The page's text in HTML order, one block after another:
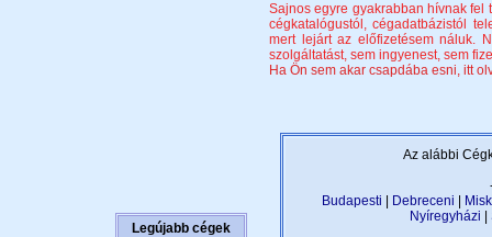
Legújabb cégek
Sajnos egyre gyakrabban hívnak fel
cégkatalógustól, cégadatbázistól
mert lejárt az előfizetésem náluk.
szolgáltatást, sem ingyenest, sem
Ha Ön sem akar csapdába esni, itt
Az alábbi
Budapesti
Debreceni
Nyíregyházi